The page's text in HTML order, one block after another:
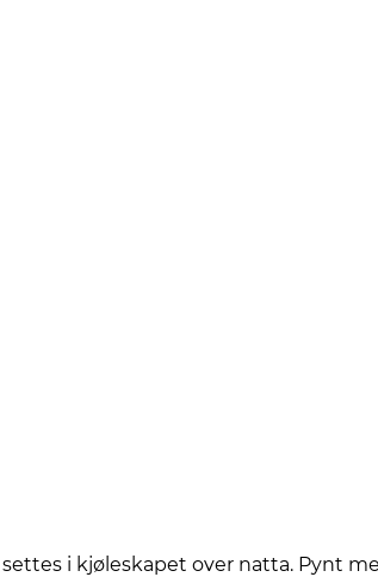
i kjøleskapet over natta. Pynt